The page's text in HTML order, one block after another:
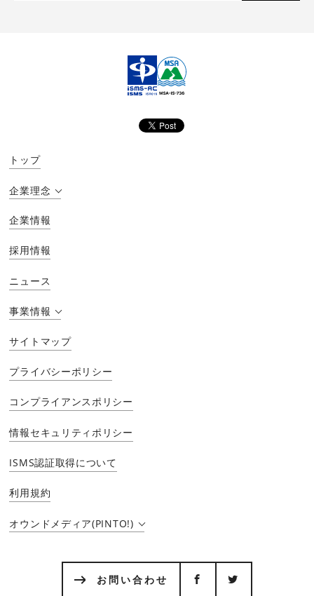
トップ
企業理念
企業情報
採用情報
ニュース
事業情報
サイトマップ
プライバシーポリシー
コンプライアンスポリシー
情報セキュリティポリシー
ISMS認証取得について
利用規約
オウンドメディア(PINTO!)
お問い合わせ